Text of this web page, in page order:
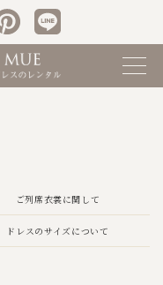
ご列席衣裳に関して
ドレスのサイズについて